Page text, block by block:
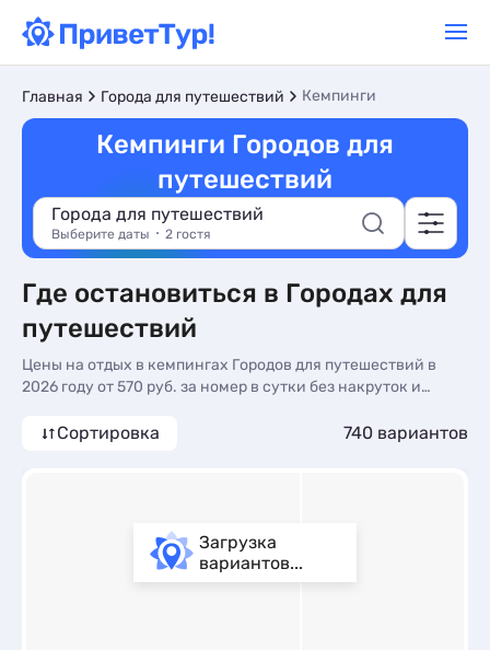
Главная Города для путешествий Кемпинги
Кемпинги Городов для
путешествий
Города для путешествий
Выберите даты 2 гостя
Где остановиться в Городах для
путешествий
Цены на отдых в кемпингах Городов для путешествий в
2026 году от 570 руб. за номер в сутки без накруток и
Сортировка 740 вариантов
Загрузка
вариантов...